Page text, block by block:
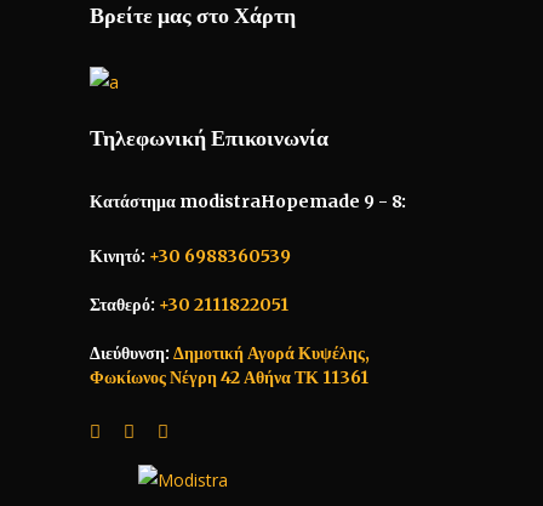
Βρείτε μας στο Χάρτη
Τηλεφωνική Επικοινωνία
Κατάστημα modistraHopemade 9 - 8:
Κινητό: +30 6988360539
Σταθερό: +30 2111822051
Διεύθυνση: Δημοτική Αγορά Κυψέλης,
Φωκίωνος Νέγρη 42 Αθήνα ΤΚ 11361